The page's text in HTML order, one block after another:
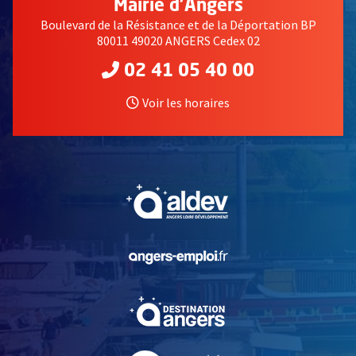
Mairie d'Angers
Boulevard de la Résistance et de la Déportation BP
80011 49020 ANGERS Cedex 02
02 41 05 40 00
Voir les horaires
, Ouvre une nouvelle